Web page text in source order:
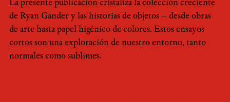
La presente publicación cristaliza la colección creciente
de Ryan Gander y las historias de objetos – desde obras
de arte hasta papel higénico de colores. Estos ensayos
cortos son una exploración de nuestro entorno, tanto
normales como sublimes.